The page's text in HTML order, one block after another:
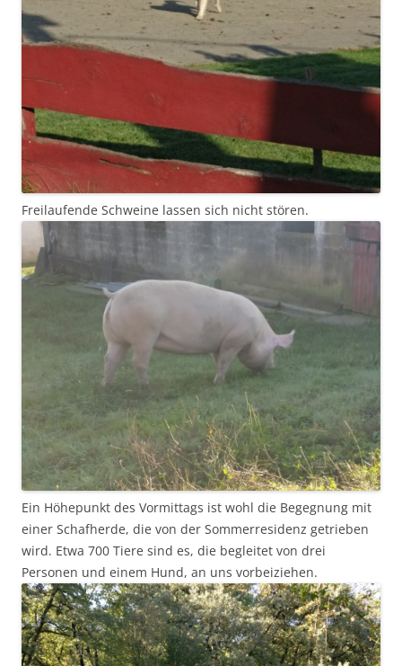
Freilaufende Schweine lassen sich nicht stören.
Ein Höhepunkt des Vormittags ist wohl die Begegnung mit
einer Schafherde, die von der Sommerresidenz getrieben
wird. Etwa 700 Tiere sind es, die begleitet von drei
Personen und einem Hund, an uns vorbeiziehen.